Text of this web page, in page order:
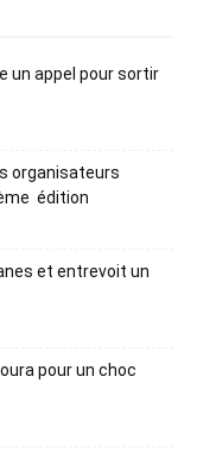
un appel pour sortir
organisateurs
édition
et entrevoit un
pour un choc